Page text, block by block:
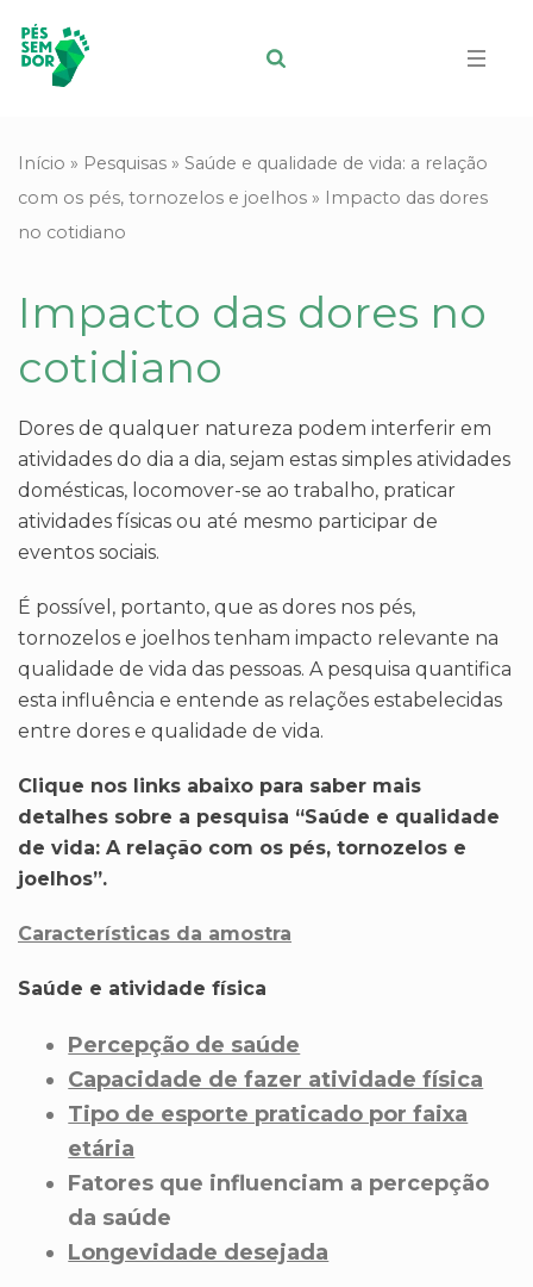
Início » Pesquisas » Saúde e qualidade de vida: a relação
com os pés, tornozelos e joelhos » Impacto das dores
no cotidiano
Impacto das dores no
cotidiano
Dores de qualquer natureza podem interferir em
atividades do dia a dia, sejam estas simples atividades
domésticas, locomover-se ao trabalho, praticar
atividades físicas ou até mesmo participar de
eventos sociais.
É possível, portanto, que as dores nos pés,
tornozelos e joelhos tenham impacto relevante na
qualidade de vida das pessoas. A pesquisa quantifica
esta influência e entende as relações estabelecidas
entre dores e qualidade de vida.
Clique nos links abaixo para saber mais
detalhes sobre a pesquisa “Saúde e qualidade
de vida: A relação com os pés, tornozelos e
joelhos”.
Características da amostra
Saúde e atividade física
Percepção de saúde
Capacidade de fazer atividade física
Tipo de esporte praticado por faixa
etária
Fatores que influenciam a percepção
da saúde
Longevidade desejada